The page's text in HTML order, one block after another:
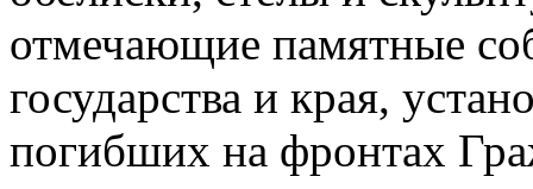
отмечающие памятные
государства и края,
погибших на фронтах